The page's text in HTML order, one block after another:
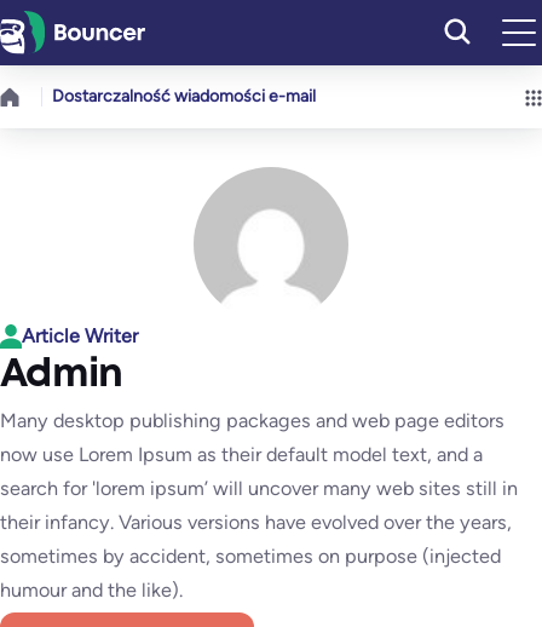
Przejdź
do
treści
Dostarczalność wiadomości e-mail
Article Writer
Admin
Many desktop publishing packages and web page editors
now use Lorem Ipsum as their default model text, and a
search for 'lorem ipsum’ will uncover many web sites still in
their infancy. Various versions have evolved over the years,
sometimes by accident, sometimes on purpose (injected
humour and the like).